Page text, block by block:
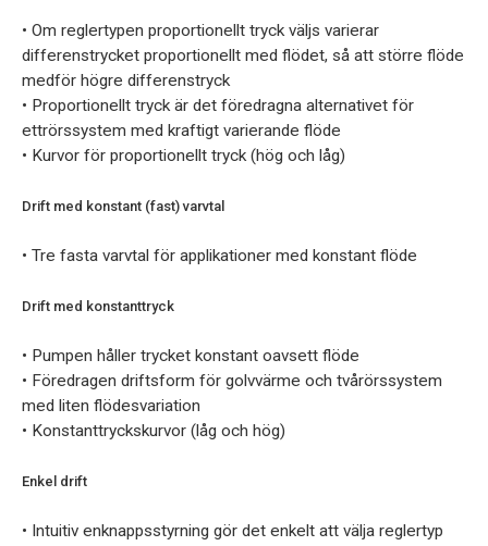
• Om reglertypen proportionellt tryck väljs varierar
differenstrycket proportionellt med flödet, så att större flöde
medför högre differenstryck
• Proportionellt tryck är det föredragna alternativet för
ettrörssystem med kraftigt varierande flöde
• Kurvor för proportionellt tryck (hög och låg)
Drift med konstant (fast) varvtal
• Tre fasta varvtal för applikationer med konstant flöde
Drift med konstanttryck
• Pumpen håller trycket konstant oavsett flöde
• Föredragen driftsform för golvvärme och tvårörssystem
med liten flödesvariation
• Konstanttryckskurvor (låg och hög)
Enkel drift
• Intuitiv enknappsstyrning gör det enkelt att välja reglertyp